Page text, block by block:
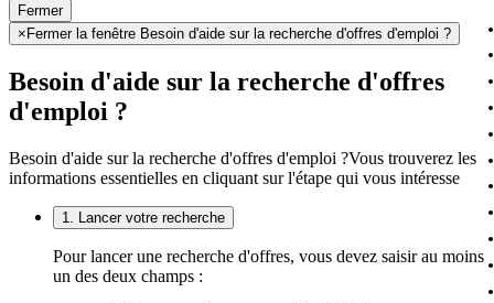
Fermer
× Fermer la fenêtre Besoin d'aide sur la recherche d'offres d'emploi ?
Besoin d'aide sur la recherche d'offres
d'emploi ?
Besoin d'aide sur la recherche d'offres d'emploi ?Vous trouverez les
informations essentielles en cliquant sur l'étape qui vous intéresse
1. Lancer votre recherche
Pour lancer une recherche d'offres, vous devez saisir au moins
un des deux champs :